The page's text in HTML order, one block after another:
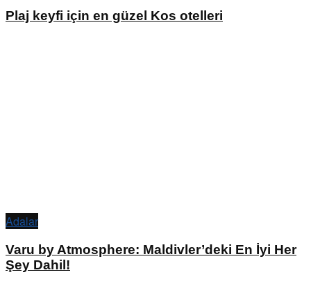
Plaj keyfi için en güzel Kos otelleri
Adalar
Varu by Atmosphere: Maldivler’deki En İyi Her
Şey Dahil!